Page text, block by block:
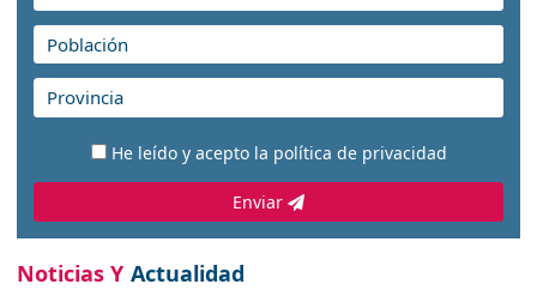
He leído y acepto la política de privacidad
Enviar
Noticias Y Actualidad